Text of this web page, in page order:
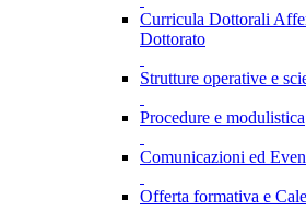
Curricula Dottorali
Dottorato
Strutture operative e
Procedure e modulistica
Comunicazioni ed
Offerta formativa e